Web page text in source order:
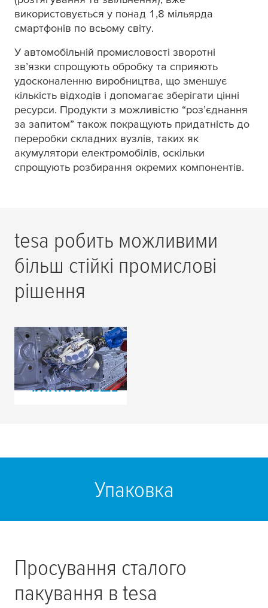
використовується у понад 1,8 мільярда
смартфонів по всьому світу.
У автомобільній промисловості зворотні
зв’язки спрощують обробку та сприяють
удосконаленню виробництва, що зменшує
кількість відходів і допомагає зберігати цінні
ресурси. Продукти з можливістю “роз’єднання
за запитом” також покращують придатність до
переробки складних вузлів, таких як
акумулятори електромобілів, оскільки
спрощують розбирання окремих компонентів.
tesa робить можливими
більш стійкі промислові
рішення
Латка замість
заглушки
ЧИТАТИ БІЛЬШЕ
Упаковка
Просування сталого
пакування в tesa